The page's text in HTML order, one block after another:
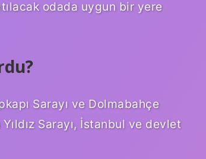
odada uygun bir yere
Sarayı ve Dolmabahçe
Sarayı, İstanbul ve devlet